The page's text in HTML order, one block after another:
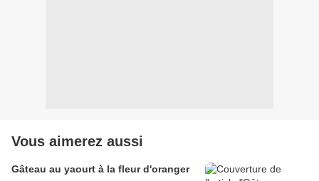
Vous aimerez aussi
Gâteau au yaourt à la fleur d'oranger